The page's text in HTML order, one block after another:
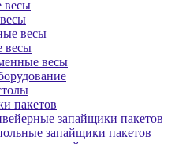
весы
весы
весы
весы
пакетов
запайщики пакетов
запайщики пакетов